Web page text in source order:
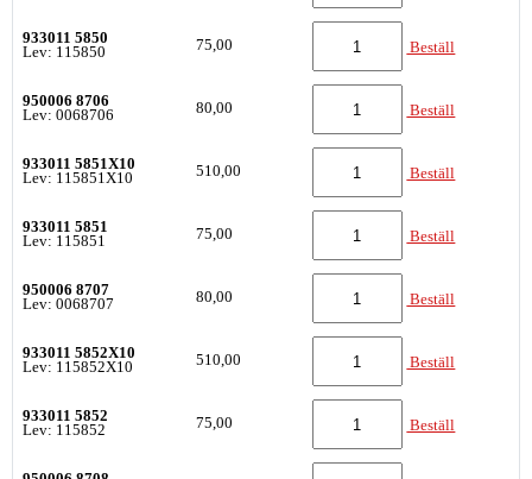
933011 5850
Lev: 115850
75,00 Beställ
950006 8706
Lev: 0068706
80,00 Beställ
933011 5851X10
Lev: 115851X10
510,00 Beställ
933011 5851
Lev: 115851
75,00 Beställ
950006 8707
Lev: 0068707
80,00 Beställ
933011 5852X10
Lev: 115852X10
510,00 Beställ
933011 5852
Lev: 115852
75,00 Beställ